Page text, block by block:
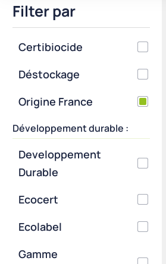
Filter par
Certibiocide
Déstockage
Origine France
Développement durable :
Developpement
Durable
Ecocert
Ecolabel
Gamme